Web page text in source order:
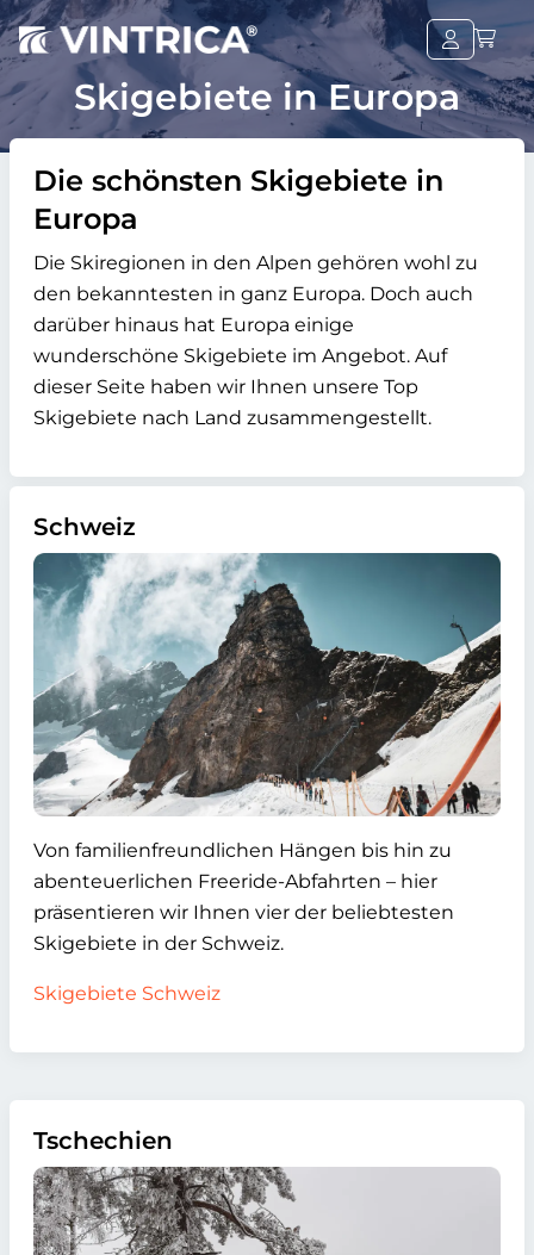
Skigebiete in Europa
Die schönsten Skigebiete in
Europa
Die Skiregionen in den Alpen gehören wohl zu
den bekanntesten in ganz Europa. Doch auch
darüber hinaus hat Europa einige
wunderschöne Skigebiete im Angebot. Auf
dieser Seite haben wir Ihnen unsere Top
Skigebiete nach Land zusammengestellt.
Schweiz
Von familienfreundlichen Hängen bis hin zu
abenteuerlichen Freeride-Abfahrten – hier
präsentieren wir Ihnen vier der beliebtesten
Skigebiete in der Schweiz.
Skigebiete Schweiz
Tschechien